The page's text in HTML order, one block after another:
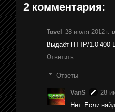
2 комментария:
Tavel
28 июля 2012 г.
Выдаёт HTTP/1.0 400
Ответить
Ответы
VanS
28
Нет. Если